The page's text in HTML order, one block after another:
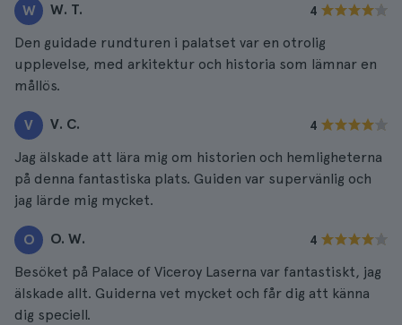
W W. T. 4
Den guidade rundturen i palatset var en otrolig
upplevelse, med arkitektur och historia som lämnar en
mållös.
V V. C. 4
Jag älskade att lära mig om historien och hemligheterna
på denna fantastiska plats. Guiden var supervänlig och
jag lärde mig mycket.
O O. W. 4
Besöket på Palace of Viceroy Laserna var fantastiskt, jag
älskade allt. Guiderna vet mycket och får dig att känna
dig speciell.